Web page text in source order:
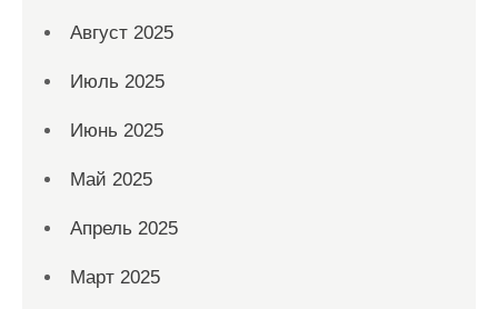
Август 2025
Июль 2025
Июнь 2025
Май 2025
Апрель 2025
Март 2025